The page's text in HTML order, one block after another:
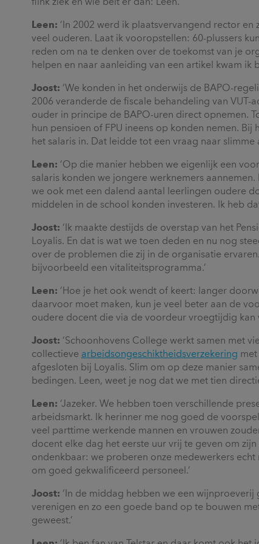
flink ziek en wie belt er dan: Leen.’
Leen: ‘In 2002 werd ik plaatsvervangend rector
veel ouderen. Laat ik vooropstellen: 60-plussers
reden om na te denken over de toekomst van je
helpen en naar aanleiding van een artikel kwam ik
Joost: ‘We konden in het onderwijs de BAPO-
2006 veranderde de fiscale behandeling van VUT-
ouder in principe de BAPO-uren direct opnemen.
hun pensioen of FPU ineens op konden nemen.
het salaris in. Dat leidde tot een vraag naar slimme
Leen: ‘Op die manier hebben we eigenlijk een
salaris konden we jongere werknemers
we ook met een dalend aantal leerlingen oudere
middelen in de school konden investeren. Ik heb
Joost: ‘Ik maakte destijds de overstap van het
Loyalis. En dat is wat we toen deden en nu nog
over de problemen die zij in de organisatie
bijvoorbeeld een vitaliteitsprogramma.’
Leen: ‘Hoe je het ook wendt of keert: langer
daarvoor moet maken, kun je veel beter aan de
oudere docent die via de voordeur vroegtijdig kan
Joost: ‘Schoonhovens College werkt samen met
collectieve arbeidsongeschiktheidsverzekering
afgesloten bij Loyalis. Slim om op deze manier
bedingen. Leen, weet je nog dat we met tien
Leen: ‘Jazeker. We hebben toen verschillende
arbeidsmarkt. Ik herinner me nog goed de
veel parttime werkende mannen en vrouwen
docent elke dag het eerste uur vrij te geven om
ondenkbaar: we proberen onze medewerkers
om goed gekwalificeerd personeel.’
Joost: ‘In de middag hebben we een
verenigen en zo een goede band op te bouwen
geweest.’